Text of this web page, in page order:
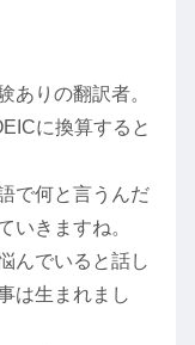
ありの翻訳者。
に換算すると
で何と言うんだ
いきますね。
んでいると話し
は生まれまし